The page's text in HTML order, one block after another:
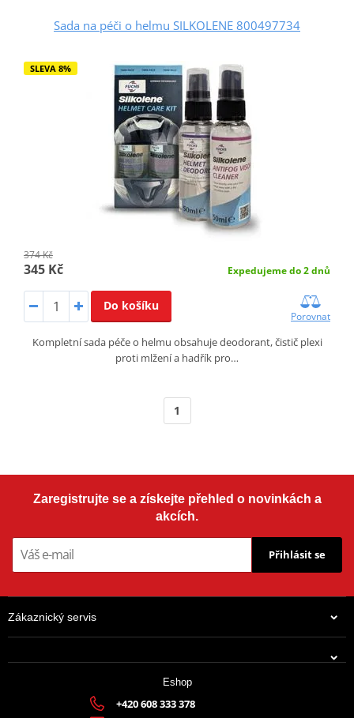
Sada na péči o helmu SILKOLENE 800497734
SLEVA 8%
374 Kč
345 Kč Expedujeme do 2 dnů
Do košíku
Porovnat
Kompletní sada péče o helmu obsahuje deodorant, čistič plexi
proti mlžení a hadřík pro…
1
Zaregistrujte se a získejte přehled o novinkách a
akcích.
Přihlásit se
Zákaznický servis
Eshop
+420 608 333 378